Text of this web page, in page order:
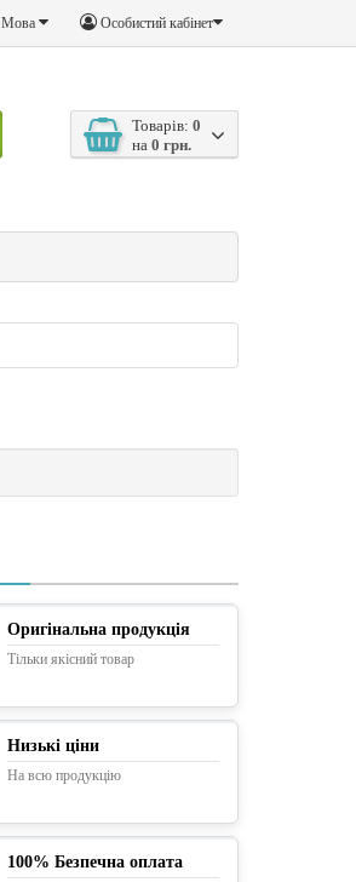
Особистий кабінет
Мова
Товарів: 0
на 0 грн.
Оригінальна продукція
Тільки якісний товар
Низькі ціни
На всю продукцію
100% Безпечна оплата